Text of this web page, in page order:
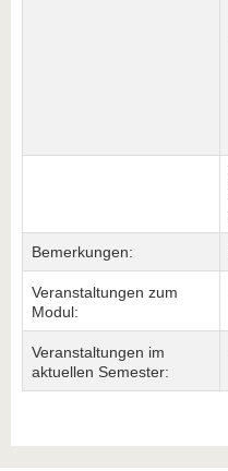
Bemerkungen:
Veranstaltungen zum
Modul:
Veranstaltungen im
aktuellen Semester: